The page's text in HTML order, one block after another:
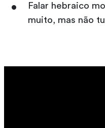
Falar hebraico
muito, mas não